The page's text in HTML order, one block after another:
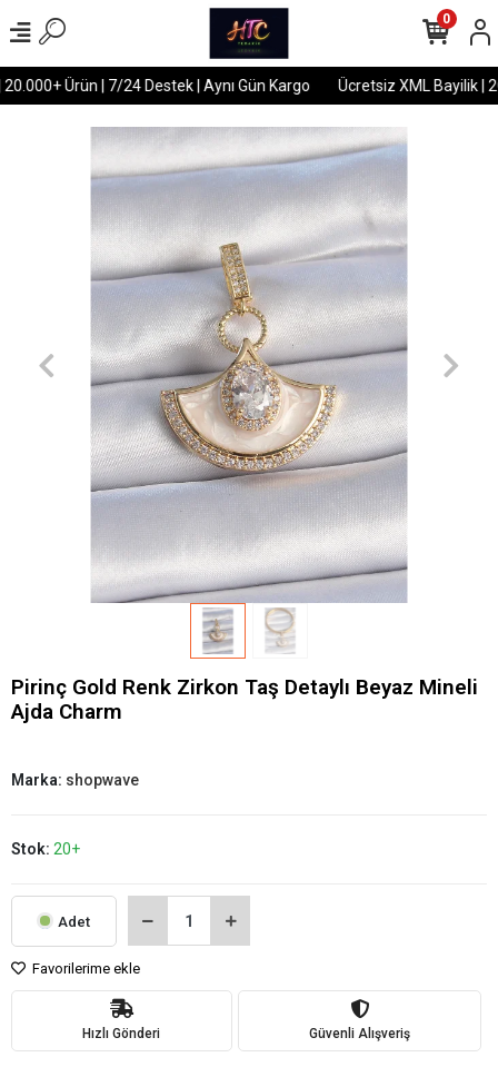
Ürün | 7/24 Destek | Aynı Gün Kargo Ücretsiz XML Bayilik |
0
Pirinç Gold Renk Zirkon Taş Detaylı Beyaz Mineli
Ajda Charm
Marka: shopwave
Stok: 20+
Adet
Favorilerime ekle
Hızlı Gönderi Güvenli Alışveriş